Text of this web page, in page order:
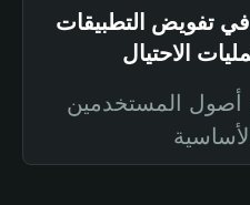
تفويض التطبيقات
الاحتيال
أصول المستخدمين